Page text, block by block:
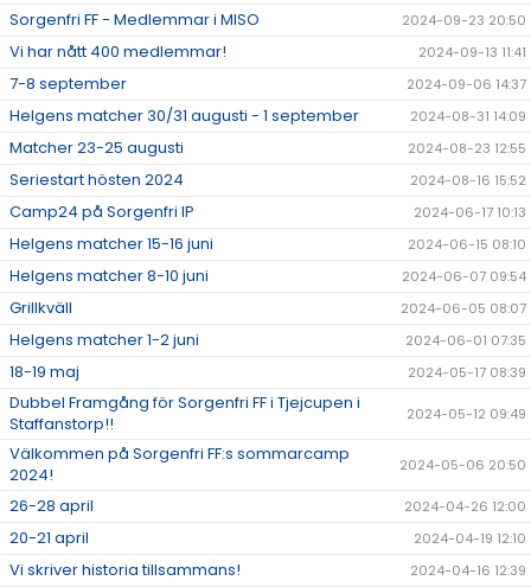
Sorgenfri FF - Medlemmar i MISO 2024-09-23 20:50
Vi har nått 400 medlemmar! 2024-09-13 11:41
7-8 september 2024-09-06 14:37
Helgens matcher 30/31 augusti - 1 september 2024-08-31 14:09
Matcher 23-25 augusti 2024-08-23 12:55
Seriestart hösten 2024 2024-08-16 15:52
Camp24 på Sorgenfri IP 2024-06-17 10:13
Helgens matcher 15-16 juni 2024-06-15 08:10
Helgens matcher 8-10 juni 2024-06-07 09:54
Grillkväll 2024-06-05 08:07
Helgens matcher 1-2 juni 2024-06-01 07:35
18-19 maj 2024-05-17 08:39
Dubbel Framgång för Sorgenfri FF i Tjejcupen i
Staffanstorp!!
2024-05-12 09:49
Välkommen på Sorgenfri FF:s sommarcamp
2024!
2024-05-06 20:50
26-28 april 2024-04-26 12:00
20-21 april 2024-04-19 12:10
Vi skriver historia tillsammans! 2024-04-16 12:39